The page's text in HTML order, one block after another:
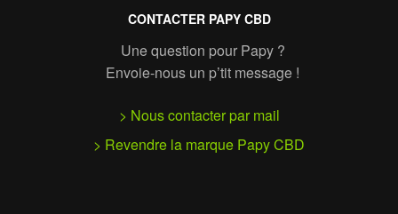
CONTACTER PAPY CBD
Une question pour Papy ?
Envoie-nous un p’tit message !
> Nous contacter par mail
> Revendre la marque Papy CBD